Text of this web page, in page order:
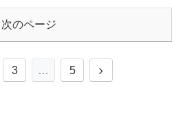
次のページ
3 … 5